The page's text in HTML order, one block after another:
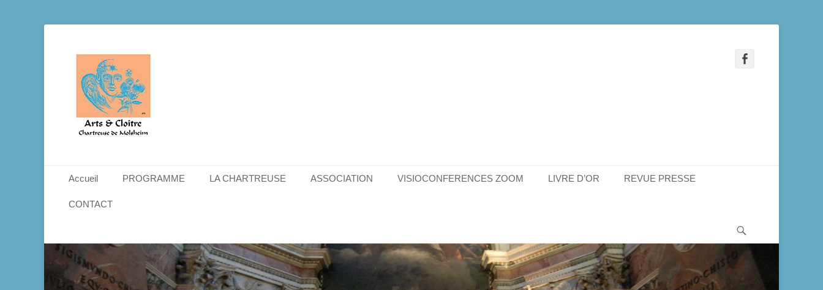
Menu principal
contenu
Accueil PROGRAMME LA CHARTREUSE ASSOCIATION VISIOCONFERENCES ZOOM LIVRE D’OR REVUE PRESSE
CONTACT